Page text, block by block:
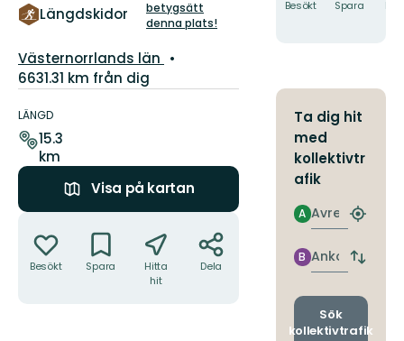
Längdskidor
5
stjärnor
betygsätt
denna plats!
Län:
Västernorrlands län
6631.31 km från dig
om
leden
LÄNGD
15.3
km
Visa på kartan
Besökt Spara
Hitta
hit
Dela
Besökt Spara
Ta dig hit
med
kollektivtr
afik
Avresa
A
Hitta
Ankomst
B
Byt
och
Sök
kollektivtrafik